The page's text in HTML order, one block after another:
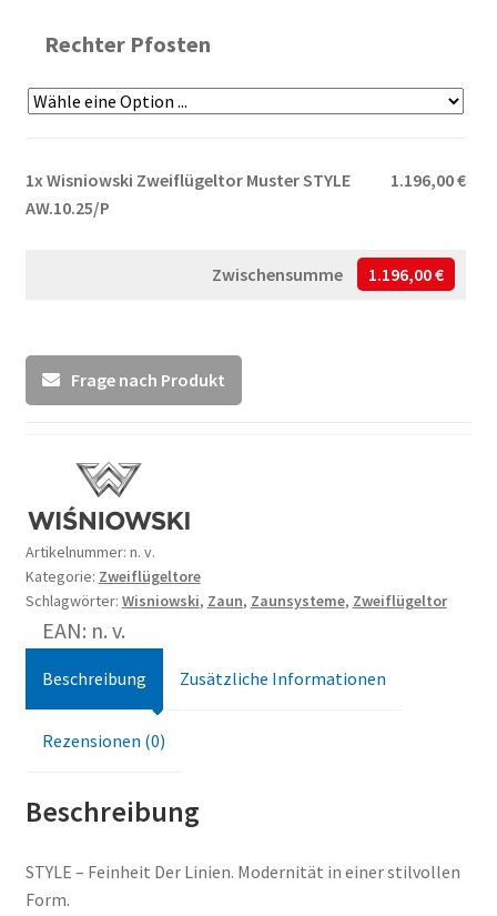
Rechter Pfosten
1x Wisniowski Zweiflügeltor Muster STYLE
AW.10.25/P
1.196,00 €
Zwischensumme 1.196,00 €
Frage nach Produkt
Artikelnummer: n. v.
Kategorie: Zweiflügeltore
Schlagwörter: Wisniowski, Zaun, Zaunsysteme, Zweiflügeltor
EAN: n. v.
Beschreibung Zusätzliche Informationen
Rezensionen (0)
Beschreibung
STYLE – Feinheit Der Linien. Modernität in einer stilvollen
Form.